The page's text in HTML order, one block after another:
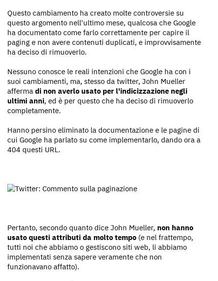
Questo cambiamento ha creato molte controversie su
questo argomento nell'ultimo mese, qualcosa che Google
ha documentato come farlo correttamente per capire il
paging e non avere contenuti duplicati, e improvvisamente
ha deciso di rimuoverlo.
Nessuno conosce le reali intenzioni che Google ha con i
suoi cambiamenti, ma, stesso da twitter, John Mueller
afferma di non averlo usato per l'indicizzazione negli
ultimi anni, ed è per questo che ha deciso di rimuoverlo
completamente.
Hanno persino eliminato la documentazione e le pagine di
cui Google ha parlato su come implementarlo, dando ora a
404 questi URL.
Pertanto, secondo quanto dice John Mueller, non hanno
usato questi attributi da molto tempo (e nel frattempo,
tutti noi che abbiamo o gestiscono siti web, li abbiamo
implementati senza sapere veramente che non
funzionavano affatto).